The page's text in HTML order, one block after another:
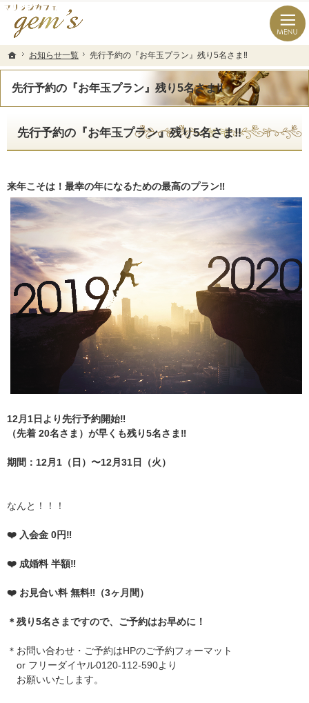
ホーム
お知らせ一覧 先行予約の『お年玉プラン』残り5名さま‼️
先行予約の『お年玉プラン』残り5名さま‼️
長崎県の婚活なら結婚相談所のマリッジカフェgem’ｓ（ジェムズ）
長崎県長崎市の結婚相談所マリッジカフェgem's(ジェムズ)
先行予約の『お年玉プラン』残り5名さま‼️
来年こそは！最幸の年になるための最高のプラン‼️
12月1日より先行予約開始‼️
（先着 20名さま）が早くも残り5名さま‼️
期間：12月1（日）〜12月31日（火）
なんと！！！
❤️ 入会金 0円‼️
❤️ 成婚料 半額‼️
❤️ お見合い料 無料‼️（3ヶ月間）
＊残り5名さまですので、ご予約はお早めに！
＊お問い合わせ・ご予約はHPのご予約フォーマット
or フリーダイヤル0120-112-590より
お願いいたします。
ホーム
お知らせ一覧 先行予約の『お年玉プラン』残り5名さま‼️